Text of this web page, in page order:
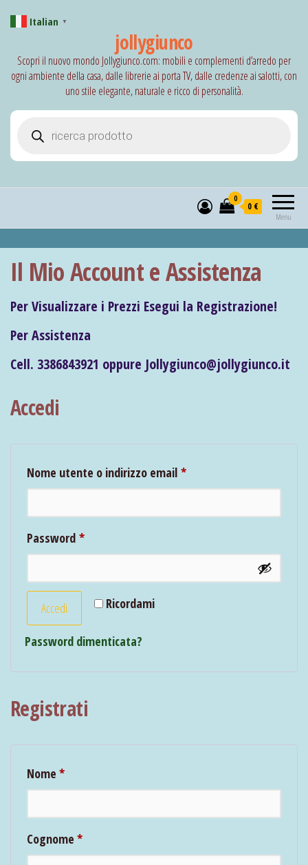
jollygiunco
Scopri il nuovo mondo Jollygiunco.com: mobili e complementi d’arredo per
ogni ambiente della casa, dalle librerie ai porta TV, dalle credenze ai salotti, con
uno stile elegante, naturale e ricco di personalità.
Menu
0
0 €
Il Mio Account e Assistenza
Per Visualizzare i Prezzi Esegui la Registrazione!
Per Assistenza
Cell. 3386843921 oppure Jollygiunco@jollygiunco.it
Accedi
Nome utente o indirizzo email *Richiesto
Password *Richiesto
Ricordami
Accedi
Password dimenticata?
Registrati
Nome *
Cognome *
Italian ▼